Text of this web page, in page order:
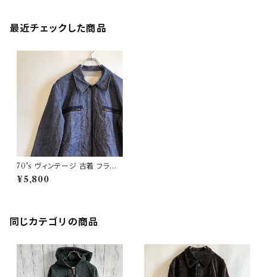
最近チェックした商品
70's ヴィンテージ 古着 フラン
ス軍 デニムジャケット スウィン
グトップ ユーロミリタリー
¥5,800
同じカテゴリの商品